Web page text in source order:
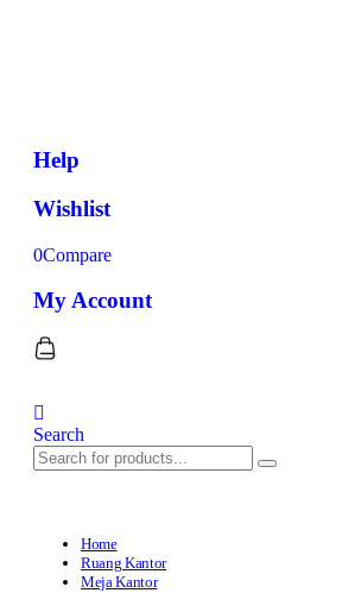
Help
Wishlist
0Compare
My Account
Search
Home
Ruang Kantor
Meja Kantor